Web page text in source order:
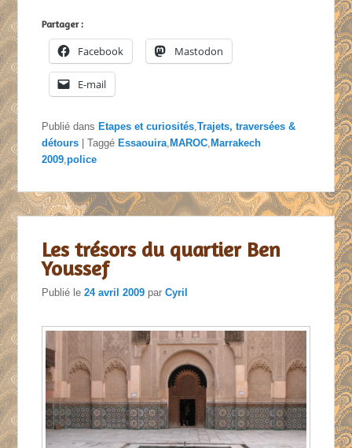
Partager :
Facebook Mastodon
E-mail
Publié dans Etapes et curiosités,Trajets, traversées &
détours
|Taggé Essaouira, MAROC, Marrakech
2009,police
Les trésors du quartier Ben
Youssef
Publié le24 avril 2009 parCyril